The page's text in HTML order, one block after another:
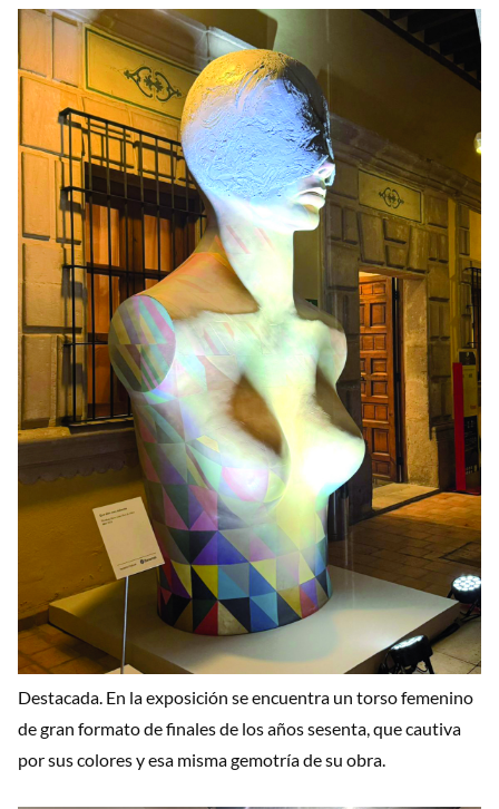
Destacada. En la exposición se encuentra un torso femenino
de gran formato de finales de los años sesenta, que cautiva
por sus colores y esa misma gemotría de su obra.